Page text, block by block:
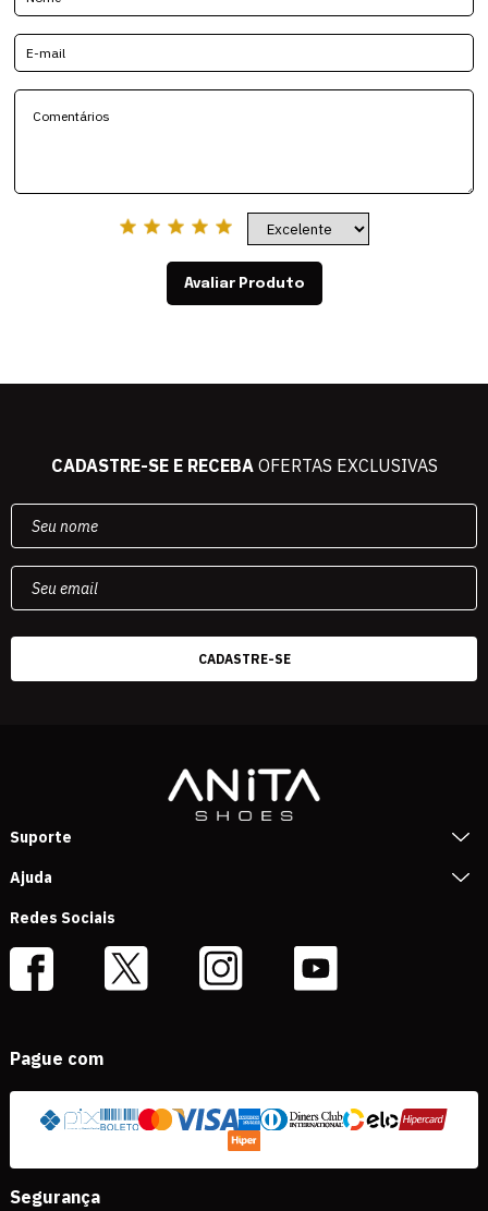
Avaliar Produto
CADASTRE-SE E RECEBAOFERTAS EXCLUSIVAS
Suporte
Ajuda
Redes Sociais
Pague com
Segurança